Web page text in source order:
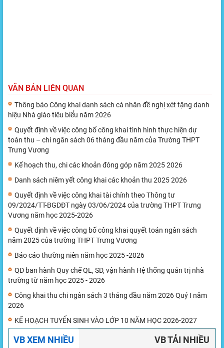
VĂN BẢN LIÊN QUAN
Thông báo Công khai danh sách cá nhân đề nghị xét tặng danh
hiệu Nhà giáo tiêu biểu năm 2026
Quyết định về việc công bố công khai tình hình thực hiện dự
toán thu – chi ngân sách 06 tháng đầu năm của Trường THPT
Trưng Vương
Kế hoạch thu, chi các khoản đóng góp năm 2025 2026
Danh sách niêm yết công khai các khoản thu 2025 2026
Quyết định về việc công khai tài chính theo Thông tư
09/2024/TT-BGDĐТ ngày 03/06/2024 của trường THPT Trưng
Vương năm học 2025-2026
Quyết định về việc công bố công khai quyết toán ngân sách
năm 2025 của trường THPT Trưng Vương
Báo cáo thường niên năm học 2025 -2026
QĐ ban hành Quy chế QL, SD, vận hành Hệ thống quản trị nhà
trường từ năm học 2025 - 2026
Công khai thu chi ngân sách 3 tháng đầu năm 2026 Quý I năm
2026
KẾ HOẠCH TUYỂN SINH VÀO LỚP 10 NĂM HỌC 2026-2027
VB XEM NHIỀU VB TẢI NHIỀU